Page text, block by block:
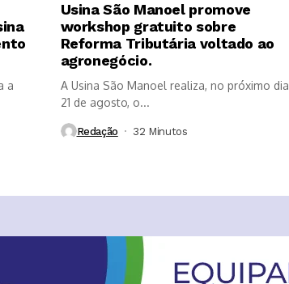
a
Usina São Manoel promove
workshop gratuito sobre
Reforma Tributária voltado ao
agronegócio.
A Usina São Manoel realiza, no próximo dia
21 de agosto, o...
Redação 32 Minutos ⁮